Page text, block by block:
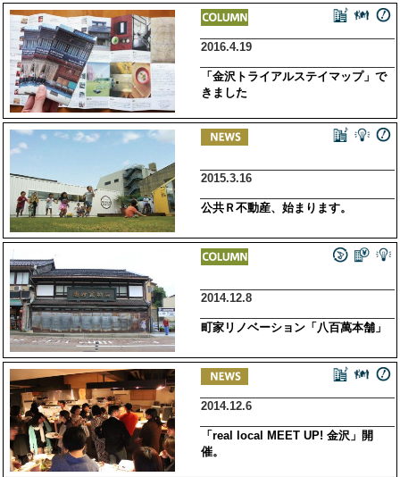
2016.4.19
「金沢トライアルステイマップ」で
きました
2015.3.16
公共Ｒ不動産、始まります。
2014.12.8
町家リノベーション「八百萬本舗」
2014.12.6
「real local MEET UP! 金沢」開
催。